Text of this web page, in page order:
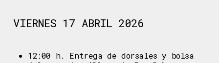
VIERNES 17 ABRIL 2026
12:00 h. Entrega de dorsales y bolsa